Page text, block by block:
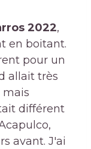
2022,
en boitant.
pour un
allait très
mais
différent
avant. J'ai